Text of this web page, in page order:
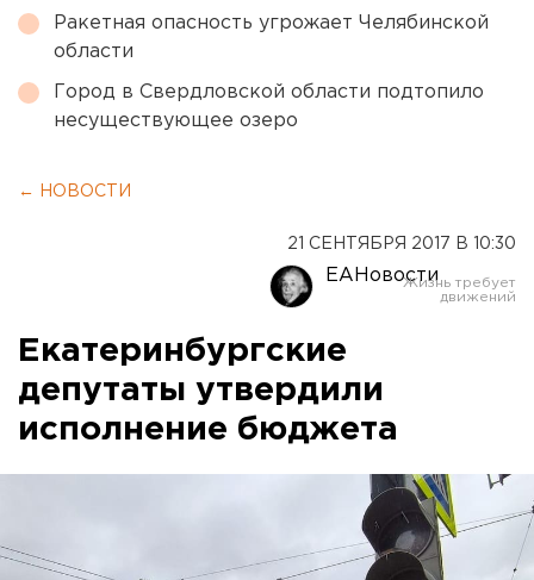
Ракетная опасность угрожает Челябинской
области
Город в Свердловской области подтопило
несуществующее озеро
← НОВОСТИ
21 СЕНТЯБРЯ 2017 В 10:30
ЕАНовости
Екатеринбургские
депутаты утвердили
исполнение бюджета